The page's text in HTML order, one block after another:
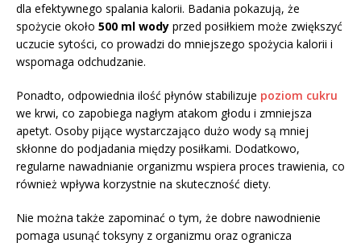
dla efektywnego spalania kalorii. Badania pokazują, że
spożycie około 500 ml wody przed posiłkiem może zwiększyć
uczucie sytości, co prowadzi do mniejszego spożycia kalorii i
wspomaga odchudzanie.
Ponadto, odpowiednia ilość płynów stabilizuje poziom cukru
we krwi, co zapobiega nagłym atakom głodu i zmniejsza
apetyt. Osoby pijące wystarczająco dużo wody są mniej
skłonne do podjadania między posiłkami. Dodatkowo,
regularne nawadnianie organizmu wspiera proces trawienia, co
również wpływa korzystnie na skuteczność diety.
Nie można także zapominać o tym, że dobre nawodnienie
pomaga usunąć toksyny z organizmu oraz ogranicza